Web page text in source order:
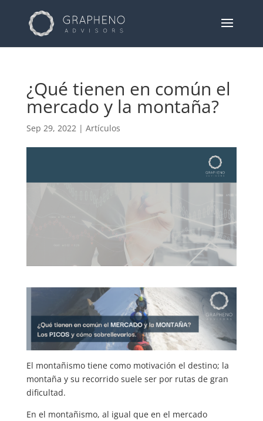
¿Qué tienen en común el
mercado y la montaña?
Sep 29, 2022| Artículos
El montañismo tiene como motivación el destino; la
montaña y su recorrido suele ser por rutas de gran
dificultad.
En el montañismo, al igual que en el mercado